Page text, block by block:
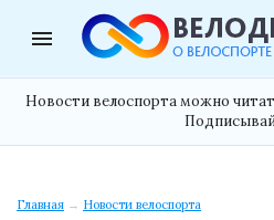
menu
Новости велоспорта можно
Главная → Новости велоспорта